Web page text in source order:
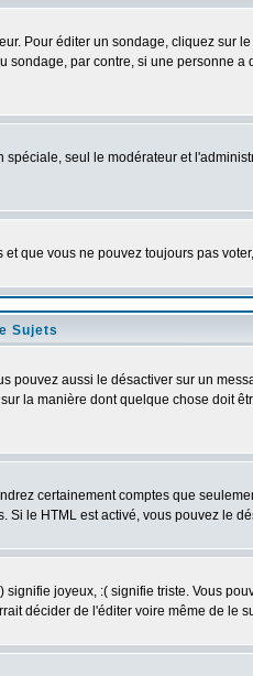
Pour éditer un sondage, cliquez sur
par contre, si une personne
seul le modérateur et
que vous ne pouvez toujours pas
Sujets
aussi le désactiver sur un
la manière dont quelque chose doit
certainement comptes que
le HTML est activé, vous pouvez le
joyeux, :( signifie triste. Vous
décider de l'éditer voire même de le